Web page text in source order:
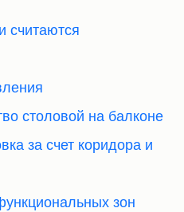
считаются
столовой на балконе
за счет коридора и
зон